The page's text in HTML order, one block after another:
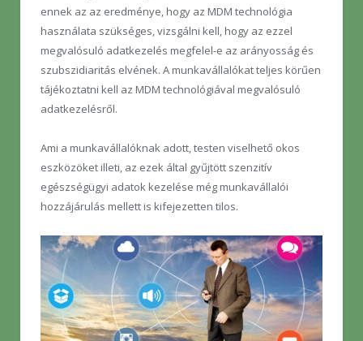
ennek az az eredménye, hogy az MDM technológia
használata szükséges, vizsgálni kell, hogy az ezzel
megvalósuló adatkezelés megfelel-e az arányosság és
szubszidiaritás elvének. A munkavállalókat teljes körűen
tájékoztatni kell az MDM technológiával megvalósuló
adatkezelésről.
Ami a munkavállalóknak adott, testen viselhető okos
eszközöket illeti, az ezek által gyűjtött szenzitív
egészségügyi adatok kezelése még munkavállalói
hozzájárulás mellett is kifejezetten tilos.